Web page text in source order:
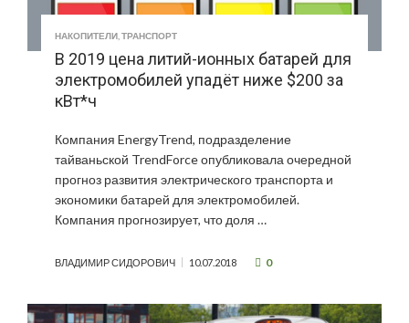
НАКОПИТЕЛИ ТРАНСПОРТ
В 2019 цена литий-ионных батарей для
электромобилей упадёт ниже $200 за
кВт*ч
Компания EnergyTrend, подразделение
тайваньской TrendForce опубликовала очередной
прогноз развития электрического транспорта и
экономики батарей для электромобилей.
Компания прогнозирует, что доля …
ВЛАДИМИР СИДОРОВИЧ 10.07.2018 0